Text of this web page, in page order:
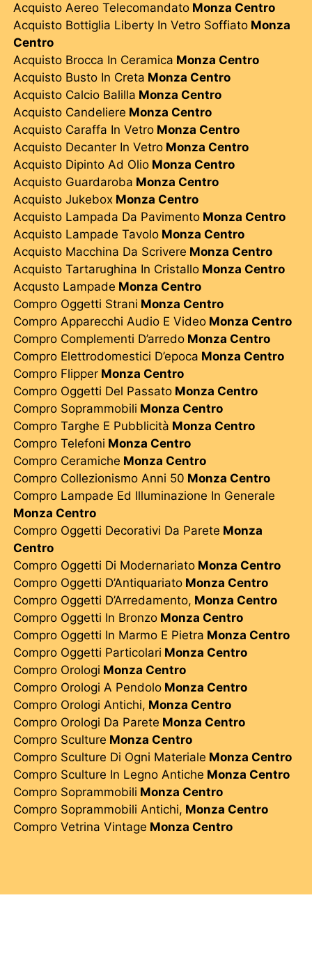
Acquisto Aereo Telecomandato Monza Centro
Acquisto Bottiglia Liberty In Vetro Soffiato Monza
Centro
Acquisto Brocca In Ceramica Monza Centro
Acquisto Busto In Creta Monza Centro
Acquisto Calcio Balilla Monza Centro
Acquisto Candeliere Monza Centro
Acquisto Caraffa In Vetro Monza Centro
Acquisto Decanter In Vetro Monza Centro
Acquisto Dipinto Ad Olio Monza Centro
Acquisto Guardaroba Monza Centro
Acquisto Jukebox Monza Centro
Acquisto Lampada Da Pavimento Monza Centro
Acquisto Lampade Tavolo Monza Centro
Acquisto Macchina Da Scrivere Monza Centro
Acquisto Tartarughina In Cristallo Monza Centro
Acqusto Lampade Monza Centro
Compro Oggetti Strani Monza Centro
Compro Apparecchi Audio E Video Monza Centro
Compro Complementi D’arredo Monza Centro
Compro Elettrodomestici D’epoca Monza Centro
Compro Flipper Monza Centro
Compro Oggetti Del Passato Monza Centro
Compro Soprammobili Monza Centro
Compro Targhe E Pubblicità Monza Centro
Compro Telefoni Monza Centro
Compro Ceramiche Monza Centro
Compro Collezionismo Anni 50 Monza Centro
Compro Lampade Ed Illuminazione In Generale
Monza Centro
Compro Oggetti Decorativi Da Parete Monza
Centro
Compro Oggetti Di Modernariato Monza Centro
Compro Oggetti D’Antiquariato Monza Centro
Compro Oggetti D’Arredamento, Monza Centro
Compro Oggetti In Bronzo Monza Centro
Compro Oggetti In Marmo E Pietra Monza Centro
Compro Oggetti Particolari Monza Centro
Compro Orologi Monza Centro
Compro Orologi A Pendolo Monza Centro
Compro Orologi Antichi, Monza Centro
Compro Orologi Da Parete Monza Centro
Compro Sculture Monza Centro
Compro Sculture Di Ogni Materiale Monza Centro
Compro Sculture In Legno Antiche Monza Centro
Compro Soprammobili Monza Centro
Compro Soprammobili Antichi, Monza Centro
Compro Vetrina Vintage Monza Centro